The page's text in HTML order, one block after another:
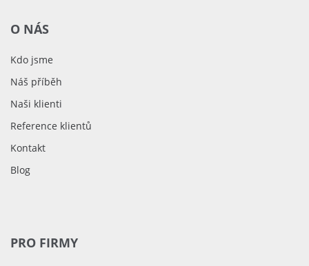
O NÁS
Kdo jsme
Náš příběh
Naši klienti
Reference klientů
Kontakt
Blog
PRO FIRMY